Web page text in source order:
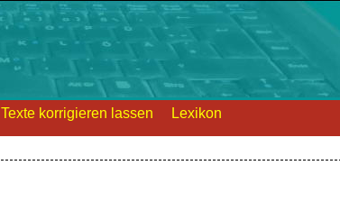
Texte korrigieren lassen Lexikon